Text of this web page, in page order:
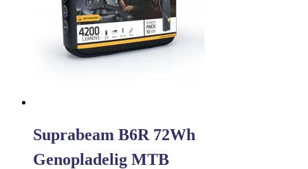
Suprabeam B6R 72Wh
Genopladelig MTB